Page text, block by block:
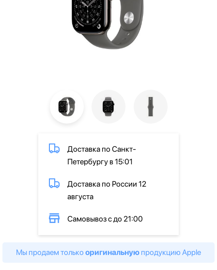
Доставка по Санкт-
Петербургу в 15:01
Доставка по России 12
августа
Самовывоз с до 21:00
Мы продаем только оригинальную продукцию Apple